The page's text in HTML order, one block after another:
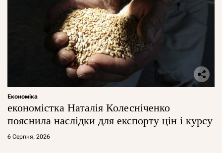
Економіка
економістка Наталія Колесніченко
пояснила наслідки для експорту цін і курсу
6 Серпня, 2026